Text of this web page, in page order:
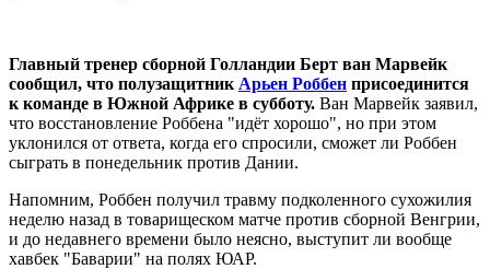
Главный тренер сборной Голландии Берт ван Марвейк
сообщил, что полузащитник Арьен Роббен присоединится
к команде в Южной Африке в субботу. Ван Марвейк заявил,
что восстановление Роббена "идёт хорошо", но при этом
уклонился от ответа, когда его спросили, сможет ли Роббен
сыграть в понедельник против Дании.
Напомним, Роббен получил травму подколенного сухожилия
неделю назад в товарищеском матче против сборной Венгрии,
и до недавнего времени было неясно, выступит ли вообще
хавбек "Баварии" на полях ЮАР.